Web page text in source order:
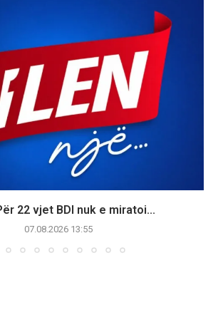
22 vjet BDI nuk e miratoi...
07.08.2026 13:55